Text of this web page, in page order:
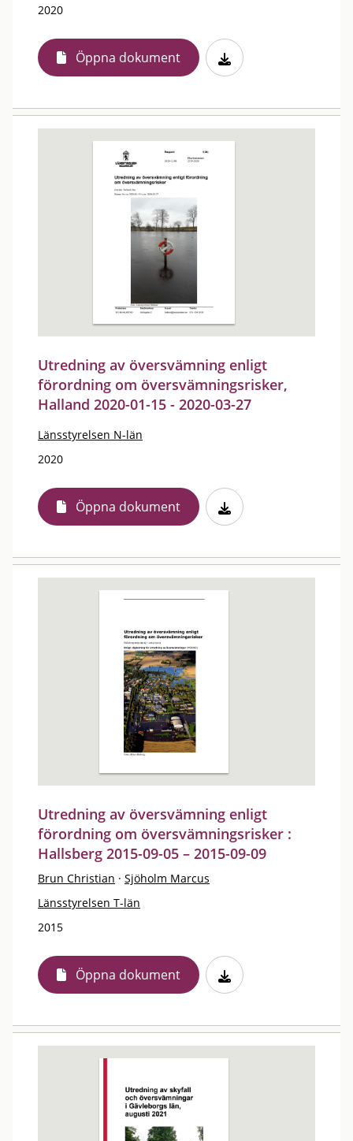
2020
Öppna dokument
Utredning av översvämning enligt
förordning om översvämningsrisker,
Halland 2020-01-15 - 2020-03-27
Länsstyrelsen N-län
2020
Öppna dokument
Utredning av översvämning enligt
förordning om översvämningsrisker :
Hallsberg 2015-09-05 – 2015-09-09
Brun Christian · Sjöholm Marcus
Länsstyrelsen T-län
2015
Öppna dokument